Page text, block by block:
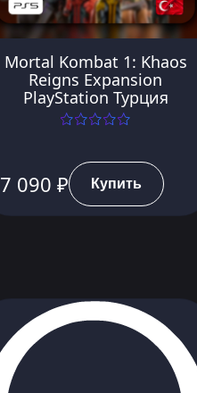
Mortal Kombat 1: Khaos
Reigns Expansion
PlayStation Турция
7 090 ₽ Купить